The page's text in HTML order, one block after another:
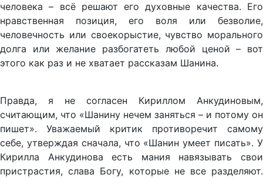
человека – всё решают его духовные качества. Его
нравственная позиция, его воля или безволие,
человечность или своекорыстие, чувство морального
долга или желание разбогатеть любой ценой – вот
этого как раз и не хватает рассказам Шанина.
Правда, я не согласен Кириллом Анкудиновым,
считающим, что «Шанину нечем заняться – и потому он
пишет». Уважаемый критик противоречит самому
себе, утверждая сначала, что «Шанин умеет писать». У
Кирилла Анкудинова есть мания навязывать свои
пристрастия, слава Богу, которые не все разделяют.